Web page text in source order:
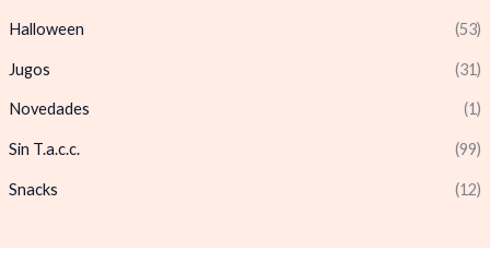
Halloween (53)
Jugos (31)
Novedades (1)
Sin T.a.c.c. (99)
Snacks (12)